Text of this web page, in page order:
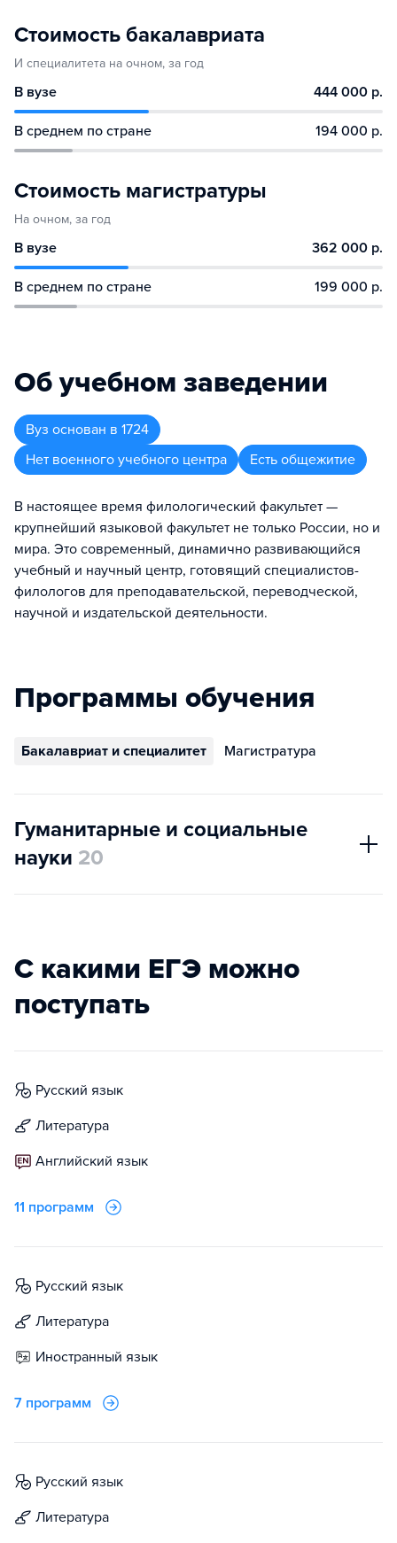
Стоимость бакалавриата
И специалитета на очном, за год
В вузе 444 000 р.
В среднем по стране 194 000 р.
Стоимость магистратуры
На очном, за год
В вузе 362 000 р.
В среднем по стране 199 000 р.
Об учебном заведении
Вуз основан в 1724
Нет военного учебного центра
Есть общежитие
В настоящее время филологический факультет —
крупнейший языковой факультет не только России, но и
мира. Это современный, динамично развивающийся
учебный и научный центр, готовящий специалистов-
филологов для преподавательской, переводческой,
научной и издательской деятельности.
Программы обучения
Бакалавриат и специалитет Магистратура
Гуманитарные и социальные
науки 20
С какими ЕГЭ можно
поступать
русский язык
литература
английский язык
11 программ
русский язык
литература
иностранный язык
7 программ
русский язык
литература